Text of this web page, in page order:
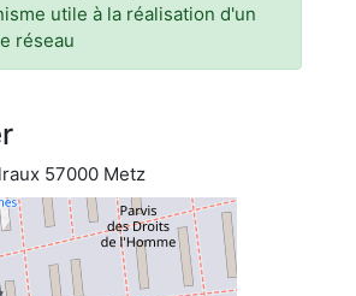
utile à la réalisation d'un
réseau
57000 Metz